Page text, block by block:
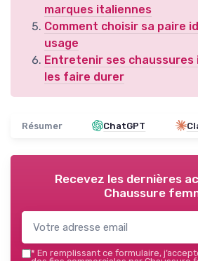
marques italiennes
Comment choisir sa paire
usage
Entretenir ses chaussures
les faire durer
Résumer ChatGPT
Recevez les dernières
Chaussure
* En remplissant ce formulaire,